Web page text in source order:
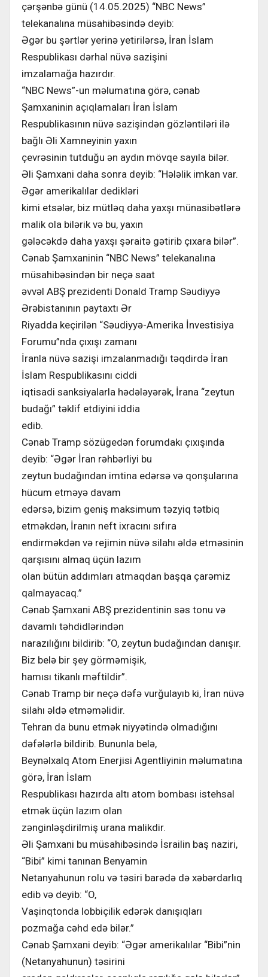
çərşənbə günü (14.05.2025) “NBC News”
telekanalına müsahibəsində deyib:
Əgər bu şərtlər yerinə yetirilərsə, İran İslam
Respublikası dərhal nüvə sazişini
imzalamağa hazırdır.
“NBC News”-un məlumatına görə, cənab
Şamxaninin açıqlamaları İran İslam
Respublikasının nüvə sazişindən gözləntiləri ilə
bağlı Əli Xamneyinin yaxın
çevrəsinin tutduğu ən aydın mövqe sayıla bilər.
Əli Şamxani daha sonra deyib: “Hələlik imkan var.
Əgər amerikalılar dedikləri
kimi etsələr, biz mütləq daha yaxşı münasibətlərə
malik ola bilərik və bu, yaxın
gələcəkdə daha yaxşı şəraitə gətirib çıxara bilər”.
Cənab Şamxaninin “NBC News” telekanalına
müsahibəsindən bir neçə saat
əvvəl ABŞ prezidenti Donald Tramp Səudiyyə
Ərəbistanının paytaxtı Ər
Riyadda keçirilən “Səudiyyə-Amerika İnvestisiya
Forumu”nda çıxışı zamanı
İranla nüvə sazişi imzalanmadığı təqdirdə İran
İslam Respublikasını ciddi
iqtisadi sanksiyalarla hədələyərək, İrana “zeytun
budağı” təklif etdiyini iddia
edib.
Cənab Tramp sözügedən forumdakı çıxışında
deyib: “Əgər İran rəhbərliyi bu
zeytun budağından imtina edərsə və qonşularına
hücum etməyə davam
edərsə, bizim geniş maksimum təzyiq tətbiq
etməkdən, İranın neft ixracını sıfıra
endirməkdən və rejimin nüvə silahı əldə etməsinin
qarşısını almaq üçün lazım
olan bütün addımları atmaqdan başqa çarəmiz
qalmayacaq.”
Cənab Şamxani ABŞ prezidentinin səs tonu və
davamlı təhdidlərindən
narazılığını bildirib: “O, zeytun budağından danışır.
Biz belə bir şey görməmişik,
hamısı tikanlı məftildir”.
Cənab Tramp bir neçə dəfə vurğulayıb ki, İran nüvə
silahı əldə etməməlidir.
Tehran da bunu etmək niyyətində olmadığını
dəfələrlə bildirib. Bununla belə,
Beynəlxalq Atom Enerjisi Agentliyinin məlumatına
görə, İran İslam
Respublikası hazırda altı atom bombası istehsal
etmək üçün lazım olan
zənginləşdirilmiş urana malikdir.
Əli Şamxani bu müsahibəsində İsrailin baş naziri,
“Bibi” kimi tanınan Benyamin
Netanyahunun rolu və təsiri barədə də xəbərdarlıq
edib və deyib: “O,
Vaşinqtonda lobbiçilik edərək danışıqları
pozmağa cəhd edə bilər.”
Cənab Şamxani deyib: “Əgər amerikalılar “Bibi”nin
(Netanyahunun) təsirini